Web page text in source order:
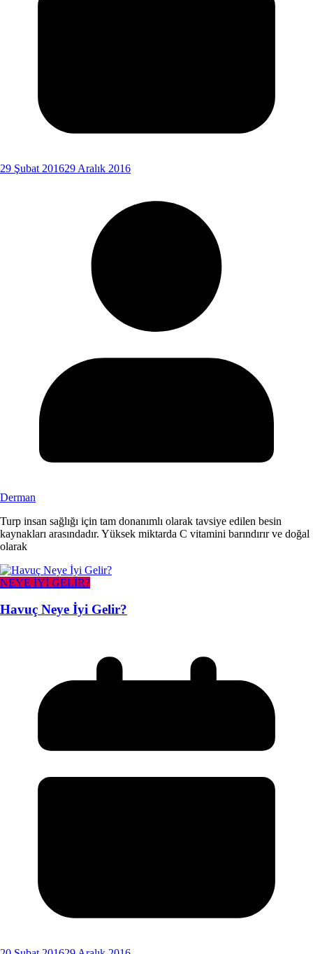
29 Şubat 201629 Aralık 2016
Derman
Turp insan sağlığı için tam donanımlı olarak tavsiye edilen besin
kaynakları arasındadır. Yüksek miktarda C vitamini barındırır ve doğal
olarak
NEYE İYİ GELİR?
Havuç Neye İyi Gelir?